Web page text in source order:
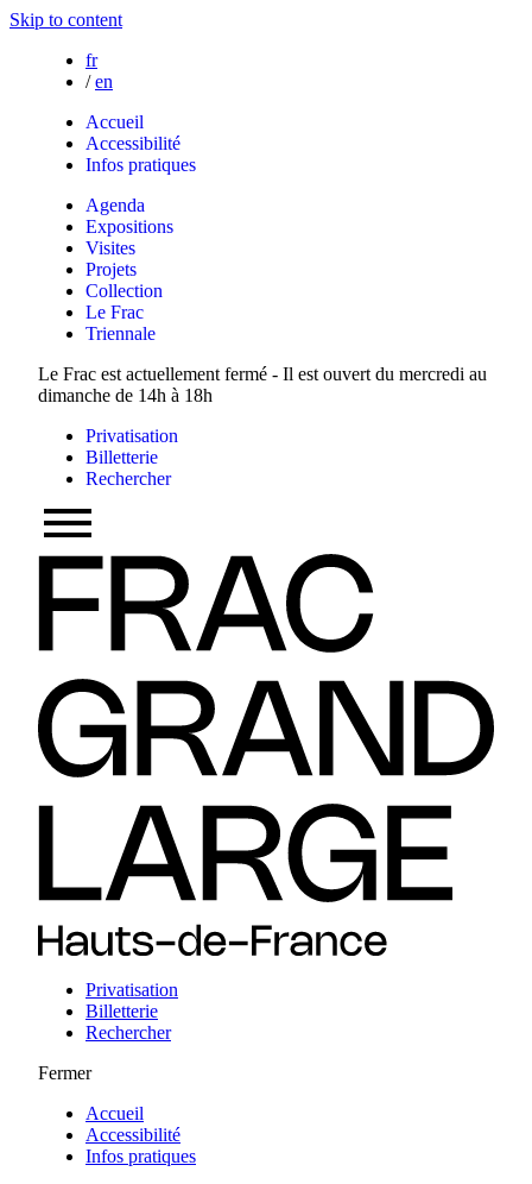
Skip to content
fr
/ en
Accueil
Accessibilité
Infos pratiques
Agenda
Expositions
Visites
Projets
Collection
Le Frac
Triennale
Le Frac est actuellement fermé - Il est ouvert du mercredi au
dimanche de 14h à 18h
Privatisation
Billetterie
Rechercher
Privatisation
Billetterie
Rechercher
Fermer
Accueil
Accessibilité
Infos pratiques